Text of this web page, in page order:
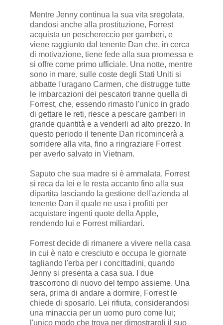
Mentre Jenny continua la sua vita sregolata,
dandosi anche alla prostituzione, Forrest
acquista un peschereccio per gamberi, e
viene raggiunto dal tenente Dan che, in cerca
di motivazione, tiene fede alla sua promessa e
si offre come primo ufficiale. Una notte, mentre
sono in mare, sulle coste degli Stati Uniti si
abbatte l'uragano Carmen, che distrugge tutte
le imbarcazioni dei pescatori tranne quella di
Forrest, che, essendo rimasto l'unico in grado
di gettare le reti, riesce a pescare gamberi in
grande quantità e a venderli ad alto prezzo. In
questo periodo il tenente Dan ricomincerà a
sorridere alla vita, fino a ringraziare Forrest
per averlo salvato in Vietnam.
Saputo che sua madre si è ammalata, Forrest
si reca da lei e le resta accanto fino alla sua
dipartita lasciando la gestione dell'azienda al
tenente Dan il quale ne usa i profitti per
acquistare ingenti quote della Apple,
rendendo lui e Forrest miliardari.
Forrest decide di rimanere a vivere nella casa
in cui è nato e cresciuto e occupa le giornate
tagliando l'erba per i concittadini, quando
Jenny si presenta a casa sua. I due
trascorrono di nuovo del tempo assieme. Una
sera, prima di andare a dormire, Forrest le
chiede di sposarlo. Lei rifiuta, considerandosi
una minaccia per un uomo puro come lui;
l'unico modo che trova per dimostrargli il suo